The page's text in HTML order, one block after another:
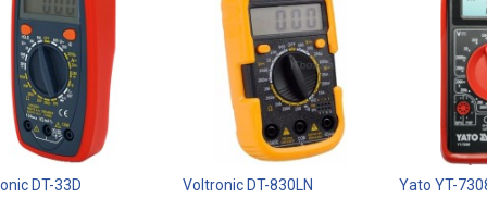
DT-33D Voltronic DT-830LN Yato YT-